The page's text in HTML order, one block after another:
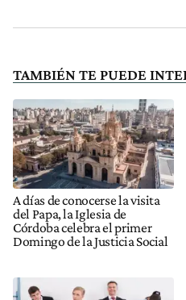
TAMBIÉN TE PUEDE
A días de conocerse la visita
del Papa, la Iglesia de
Córdoba celebra el primer
Domingo de la Justicia Social